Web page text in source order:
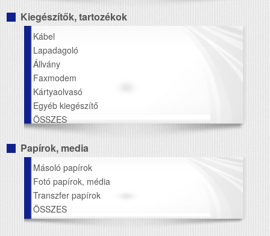
Kiegészítők, tartozékok
Kábel
Lapadagoló
Állvány
Faxmodem
Kártyaolvasó
Egyéb kiegészítő
ÖSSZES
Papírok, media
Másoló papírok
Fotó papírok, média
Transzfer papírok
ÖSSZES